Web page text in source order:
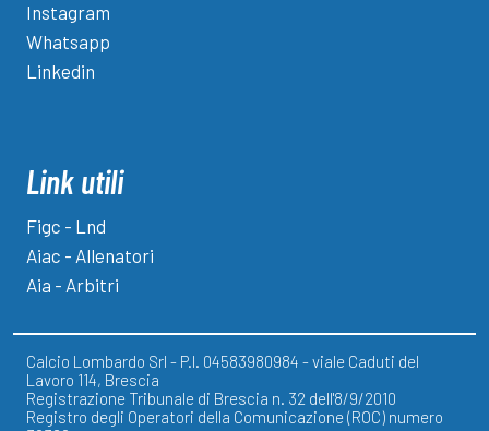
Instagram
Whatsapp
Linkedin
Link utili
Figc - Lnd
Aiac - Allenatori
Aia - Arbitri
Calcio Lombardo Srl - P.I. 04583980984 - viale Caduti del
Lavoro 114, Brescia
Registrazione Tribunale di Brescia n. 32 dell'8/9/2010
Registro degli Operatori della Comunicazione (ROC) numero